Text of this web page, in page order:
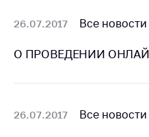
государственный
орган
Важное на сайте
Ценообразование
26.07.2017 Все новости
О ПРОВЕДЕНИИ
26.07.2017 Все новости